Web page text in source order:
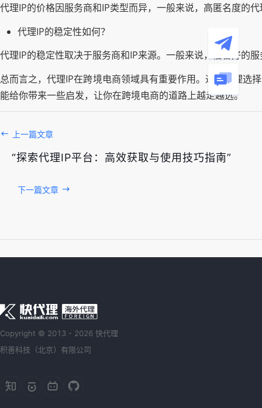
代理IP的价格因服务商和IP类型而异，一般来说，高匿名度的
代理IP的稳定性如何？
代理IP的稳定性取决于服务商和IP来源。一般来说，信誉好的
总而言之，代理IP在跨境电商领域具有重要作用。通过合理选
能给你带来一些启发，让你在跨境电商的道路上越走越远。
上一篇文章
“探索代理IP平台：高效获取与使用技巧指南”
下一篇文章
Copyright © 2013 - 2026 快代理
积善科技（北京）有限公司